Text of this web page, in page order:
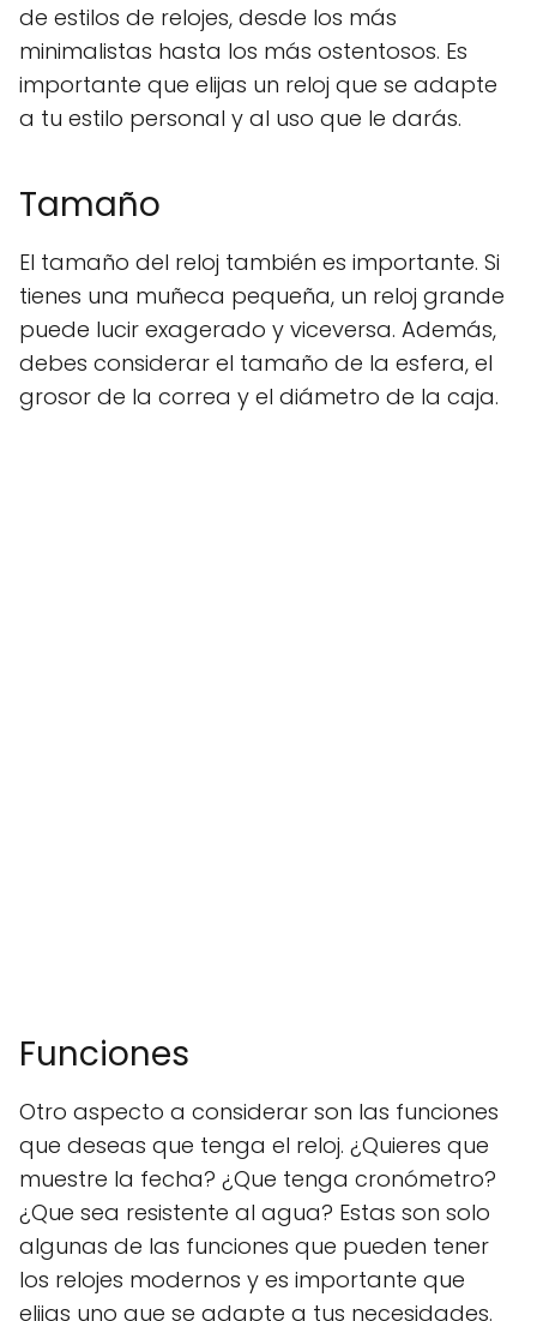
de estilos de relojes, desde los más
minimalistas hasta los más ostentosos. Es
importante que elijas un reloj que se adapte
a tu estilo personal y al uso que le darás.
Tamaño
El tamaño del reloj también es importante. Si
tienes una muñeca pequeña, un reloj grande
puede lucir exagerado y viceversa. Además,
debes considerar el tamaño de la esfera, el
grosor de la correa y el diámetro de la caja.
Funciones
Otro aspecto a considerar son las funciones
que deseas que tenga el reloj. ¿Quieres que
muestre la fecha? ¿Que tenga cronómetro?
¿Que sea resistente al agua? Estas son solo
algunas de las funciones que pueden tener
los relojes modernos y es importante que
elijas uno que se adapte a tus necesidades.